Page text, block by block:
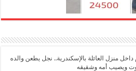
منزل العائلة بالإسكندرية.. نجل يطعن والده
ويصيب أمه وشقيقه